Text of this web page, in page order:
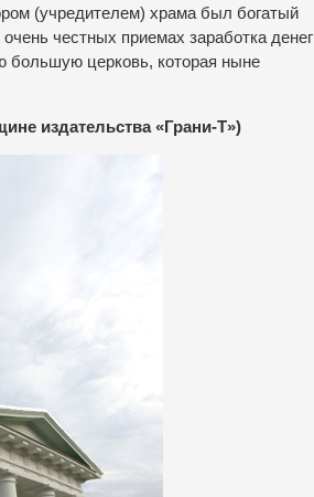
(учредителем) храма был богатый
честных приемах заработка денег
большую церковь, которая ныне
издательства «Грани-Т»)